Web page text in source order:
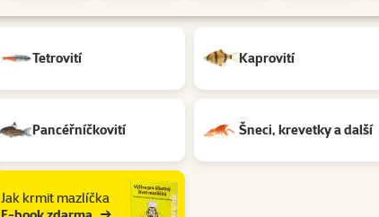
Tetrovití Kaprovití
Pancéřníčkovití Šneci, krevetky a další
Jak krmit mazlíčka